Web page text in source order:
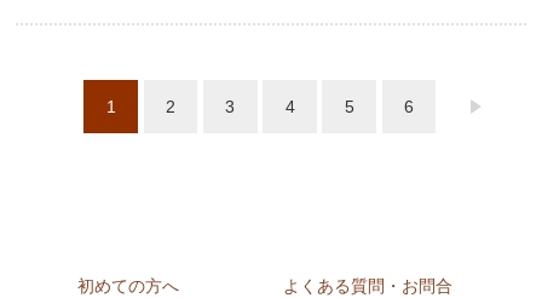
1 2 3 4 5 6
初めての方へ
よくある質問・お問合